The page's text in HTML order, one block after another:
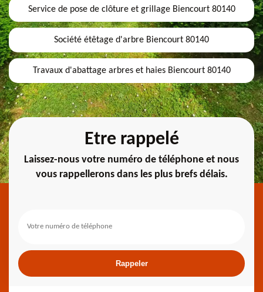
Service de pose de clôture et grillage Biencourt 80140
Société étêtage d'arbre Biencourt 80140
Travaux d'abattage arbres et haies Biencourt 80140
Etre rappelé
Laissez-nous votre numéro de téléphone et nous
vous rappellerons dans les plus brefs délais.